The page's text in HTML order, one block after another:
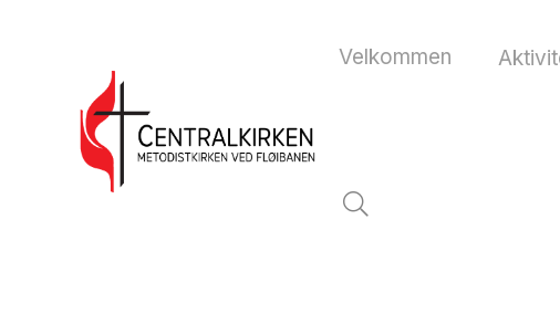
Velkommen